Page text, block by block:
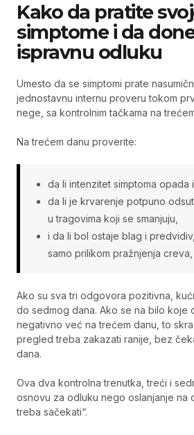
Kako da pratite
simptome i da
ispravnu odluku
Umesto da se simptomi prate
jednostavnu internu proveru tokom
nege, sa kontrolnim tačkama na
Na trećem danu proverite:
da li intenzitet simptoma opada
da li je krvarenje potpuno
u tragovima koji se smanjuju,
i da li bol ostaje blag i
samo prilikom pražnjenja
Ako su sva tri odgovora pozitivna,
do sedmog dana. Ako se na bilo koje
negativno već na trećem danu, to
pregled treba zakazati ranije, bez
dana.
Ova dva kontrolna trenutka, treći i
osnovu za odluku nego oslanjanje na
treba sačekati“.